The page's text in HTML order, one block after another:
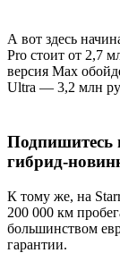
А вот здесь
Pro стоит от 2,7
версия Max
Ultra — 3,2 млн
Подпишитесь
гибрид-
К тому же, на
200 000 км
большинством
гарантии.